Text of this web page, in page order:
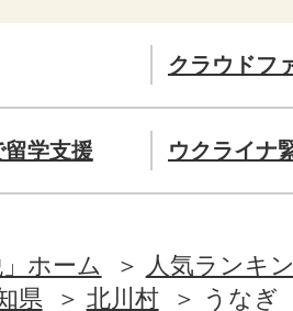
クラウドフ
学支援 ウクライナ
ホーム
人気ランキ
県 北川村 うなぎ